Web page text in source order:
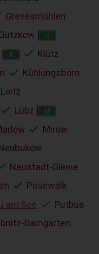
Grevesmühlen
H
K
Klütz
Kühlungsborn
Loitz
Lübz M
Mirow
Neustadt-Glewe
Pasewalk
am See Putbus
Damgarten